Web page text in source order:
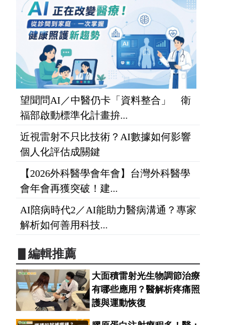
望聞問AI／中醫仍卡「資料整合」 衛
福部啟動標準化計畫拚...
近視雷射不只比技術？AI數據如何影響
個人化評估成關鍵
【2026外科醫學會年會】台灣外科醫學
會年會再獲突破！建...
AI陪病時代2／AI能助力醫病溝通？專家
解析如何善用科技...
▋編輯推薦
大面積雷射光生物調節治療
有哪些應用？醫解析疼痛照
護與運動恢復